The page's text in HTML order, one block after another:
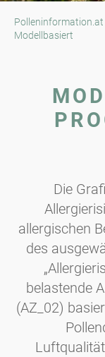
Polleninformation.at
Modellbasiert
Die
allergischen
des
belastende
(AZ_02)